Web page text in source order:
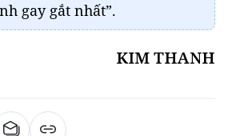
gay gắt nhất”.
KIM THANH